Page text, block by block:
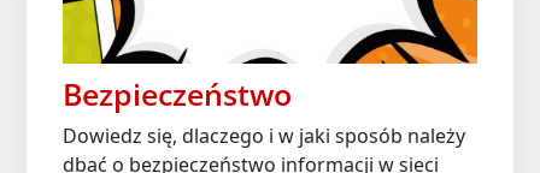
Bezpieczeństwo
Dowiedz się, dlaczego i w jaki sposób należy
dbać o bezpieczeństwo informacji w sieci